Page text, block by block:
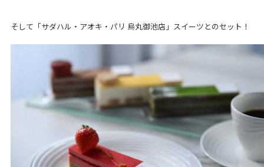
そして「サダハル・アオキ・パリ 烏丸御池店」スイーツとのセット！